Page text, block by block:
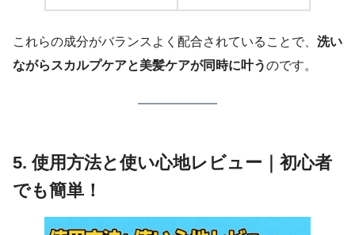
これらの成分がバランスよく配合されていることで、 洗い
ながらスカルプケアと美髪ケアが同時に叶うのです。
5. 使用方法と使い心地レビュー｜初心者
でも簡単！